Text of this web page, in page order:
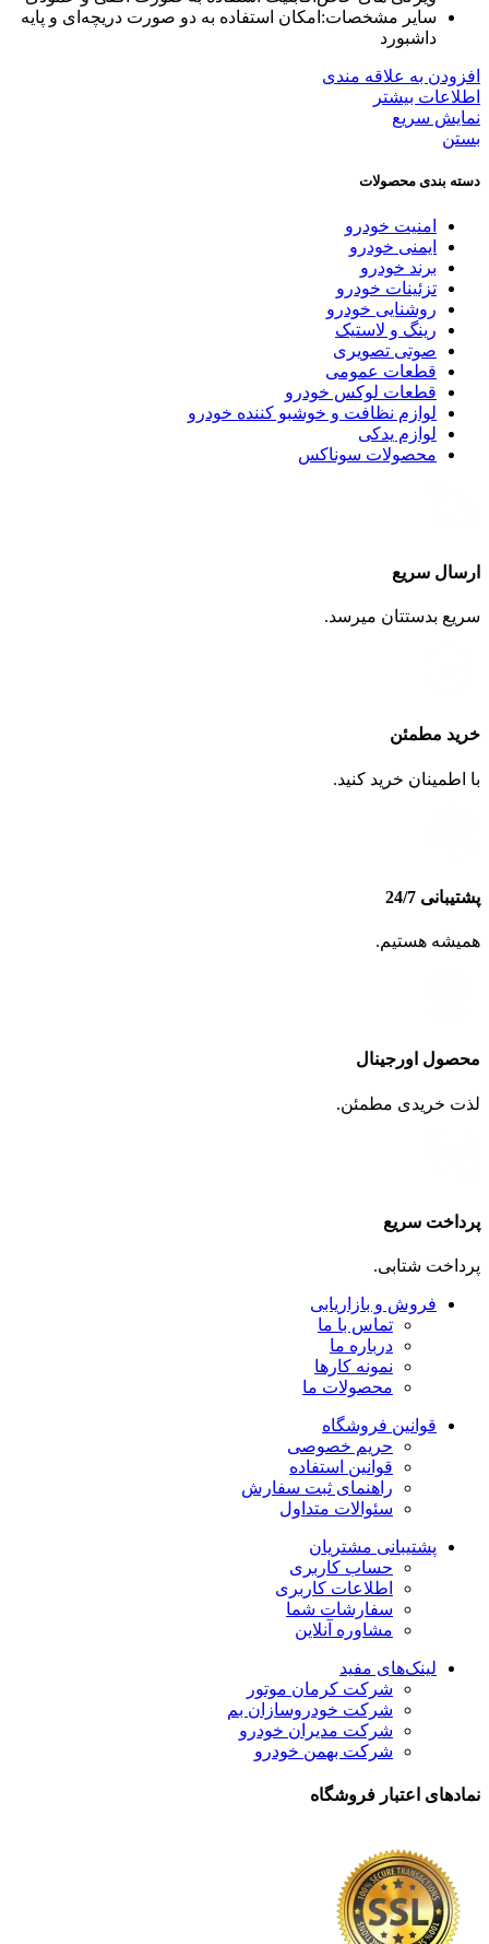
سایر مشخصات:امکان استفاده به دو صورت دریچه‌ای و پایه
داشبورد
افزودن به علاقه مندی
اطلاعات بیشتر
نمایش سریع
بستن
دسته بندی محصولات
امنیت خودرو
ایمنی خودرو
برند خودرو
تزئینات خودرو
روشنایی خودرو
رینگ و لاستیک
صوتی تصویری
قطعات عمومی
قطعات لوکس خودرو
لوازم نظافت و خوشبو کننده خودرو
لوازم یدکی
محصولات سوناکس
ارسال سریع
سریع بدستتان میرسد.
خرید مطمئن
با اطمینان خرید کنید.
پشتیبانی 24/7
همیشه هستیم.
محصول اورجینال
لذت خریدی مطمئن.
پرداخت سریع
پرداخت شتابی.
فروش و بازاریابی
تماس با ما
درباره ما
نمونه کارها
محصولات ما
قوانین فروشگاه
حریم خصوصی
قوانین استفاده
راهنمای ثبت سفارش
سئوالات متداول
پشتیبانی مشتریان
حساب کاربری
اطلاعات کاربری
سفارشات شما
مشاوره آنلاین
لینک‌های مفید
شرکت کرمان موتور
شرکت خودروسازان بم
شرکت مدیران خودرو
شرکت بهمن خودرو
نمادهای اعتبار فروشگاه